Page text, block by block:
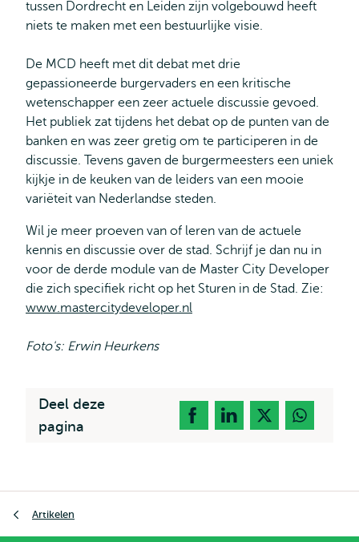
tussen Dordrecht en Leiden zijn volgebouwd heeft
niets te maken met een bestuurlijke visie.
De MCD heeft met dit debat met drie
gepassioneerde burgervaders en een kritische
wetenschapper een zeer actuele discussie gevoed.
Het publiek zat tijdens het debat op de punten van de
banken en was zeer gretig om te participeren in de
discussie. Tevens gaven de burgermeesters een uniek
kijkje in de keuken van de leiders van een mooie
variëteit van Nederlandse steden.
Wil je meer proeven van of leren van de actuele
kennis en discussie over de stad. Schrijf je dan nu in
voor de derde module van de Master City Developer
die zich specifiek richt op het Sturen in de Stad. Zie:
www.mastercitydeveloper.nl
Foto's: Erwin Heurkens
Deel deze
pagina
Artikelen